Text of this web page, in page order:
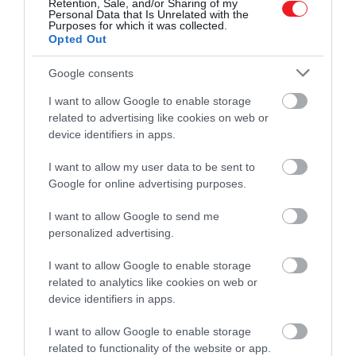
Retention, Sale, and/or Sharing of my
Personal Data that Is Unrelated with the
Purposes for which it was collected.
Opted Out
Google consents
I want to allow Google to enable storage
related to advertising like cookies on web or
device identifiers in apps.
I want to allow my user data to be sent to
Google for online advertising purposes.
I want to allow Google to send me
personalized advertising.
I want to allow Google to enable storage
related to analytics like cookies on web or
device identifiers in apps.
I want to allow Google to enable storage
related to functionality of the website or app.
Ez is érdekelhet!
valószínűleg nem ott van, ahol gondolnád
Az események szerintük akkor fordulhatnak majd a
csökkenésének üteme egybeesik más fontos vulkáni
jellemzőkkel – például a kamrában lévő magma
feltöltődési sebességével. Ha például egy 1 kilométer
vastagságú jégtakaró 300 év alatt olvad el 3000 év
millió tonna anyag szabadul ki.
A vulkáni aktivitással járó hő, láva és hamut a
alulról és felülről is tovább melegíti, ez pedig még
nagyobb olvadást okoz.